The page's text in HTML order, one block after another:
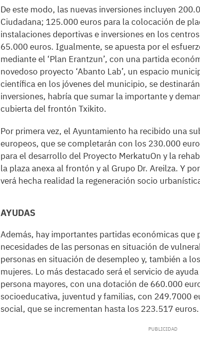
De este modo, las nuevas inversiones incluyen
Ciudadana; 125.000 euros para la colocación de
instalaciones deportivas e inversiones en los
65.000 euros. Igualmente, se apuesta por el
mediante el ‘Plan Erantzun’, con una partida
novedoso proyecto ‘Abanto Lab’, un espacio
científica en los jóvenes del municipio, se
inversiones, habría que sumar la importante y
cubierta del frontón Txikito.
Por primera vez, el Ayuntamiento ha recibido una
europeos, que se completarán con los 230.000
para el desarrollo del Proyecto MerkatuOn y la
la plaza anexa al frontón y al Grupo Dr. Areilza. Y
verá hecha realidad la regeneración socio
AYUDAS
Además, hay importantes partidas económicas que
necesidades de las personas en situación de
personas en situación de desempleo y, también a
mujeres. Lo más destacado será el servicio de
persona mayores, con una dotación de 660.000
socioeducativa, juventud y familias, con 249.7000
social, que se incrementan hasta los 223.517 euros.